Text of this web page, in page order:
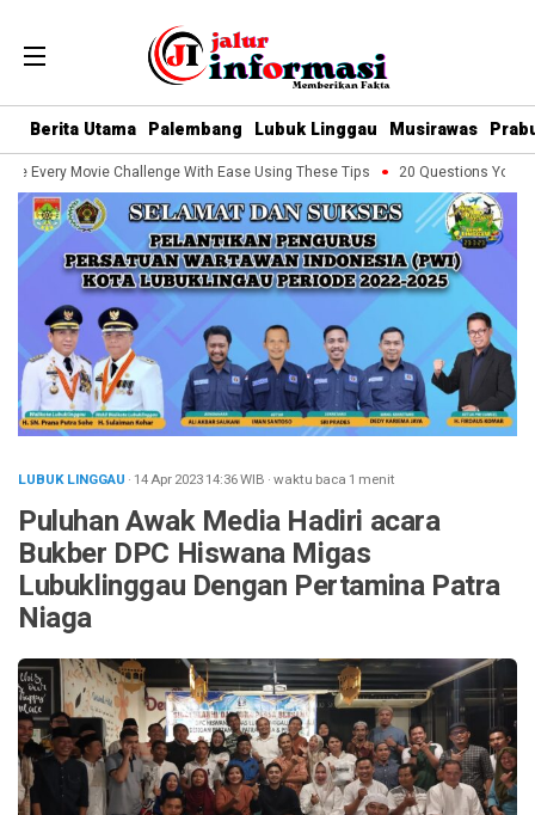
Berita Utama Palembang Lubuk Linggau Musirawas
Every Movie Challenge With Ease Using These Tips 20 Questions You
LUBUK LINGGAU · 14 Apr 202314:36WIB ·waktu baca 1 menit
Puluhan Awak Media Hadiri acara
Bukber DPC Hiswana Migas
Lubuklinggau Dengan Pertamina Patra
Niaga